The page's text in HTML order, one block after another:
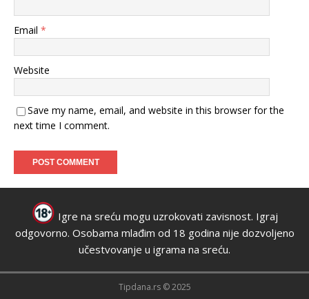
Email *
Website
Save my name, email, and website in this browser for the
next time I comment.
Igre na sreću mogu uzrokovati zavisnost. Igraj
odgovorno. Osobama mlađim od 18 godina nije dozvoljeno
učestvovanje u igrama na sreću.
Tipdana.rs © 2025